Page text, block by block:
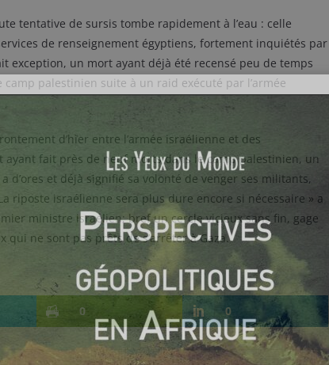
tentative de sursis tombe rapidement à l’eau : celle
de renseignement égyptiens, fortement inquiétés par
exception, un mort ayant déjà été recensé peu de temps
palestinien suite à un raid exécuté par l’armée
d’hier entre l’armée israélienne et des
fait près de neuf morts dans le camp palestinien, un
et déjà signifié sa volonté de venger ses militants,
riposte israélienne sera plus dure encore si nécessaire » a
ministre israélien; bref un cercle vicieux sans fin, gage
ne sont pas prêts de s’arrêter à Gaza.
0 0